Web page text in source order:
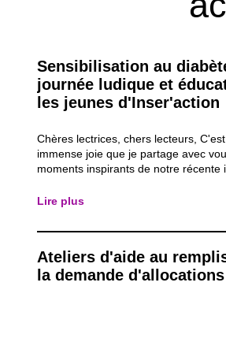
Sensibilisation au
journée ludique et
les jeunes d'Inser'action
Chères lectrices, chers lecteurs,
immense joie que je partage avec
moments inspirants de notre récente
d'éducation et d'inspiration, nous
pour nos jeunes...
Lire plus
Ateliers d'aide au
la demande